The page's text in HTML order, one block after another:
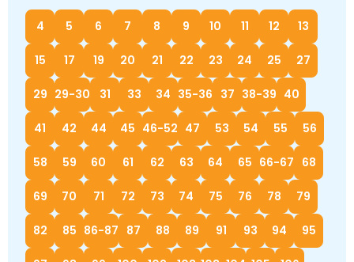
4 5 6 7 8 9 10 11 12 13
15 17 19 20 21 22 23 24 25 27
29 29-30 31 33 34 35-36 37 38-39 40
41 42 44 45 46-52 47 53 54 55 56
58 59 60 61 62 63 64 65 66-67 68
69 70 71 72 73 74 75 76 78 79
82 85 86-87 87 88 89 91 93 94 95